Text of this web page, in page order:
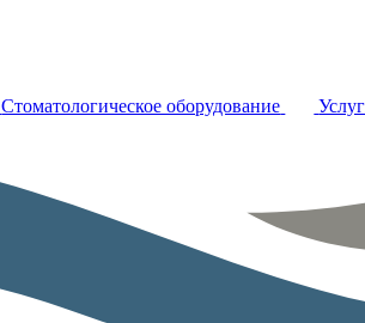
Стоматологическое оборудование